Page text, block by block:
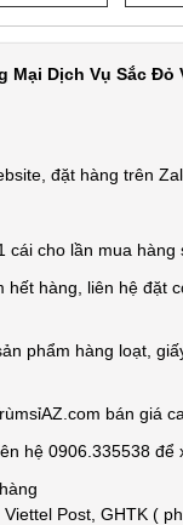
Dịch Vụ Sắc Đỏ
đặt hàng trên
cái cho lần mua hàng
hàng, liên hệ đặt
phẩm hàng loạt,
bán giá
hệ 0906.335538 để
Post, GHTK (